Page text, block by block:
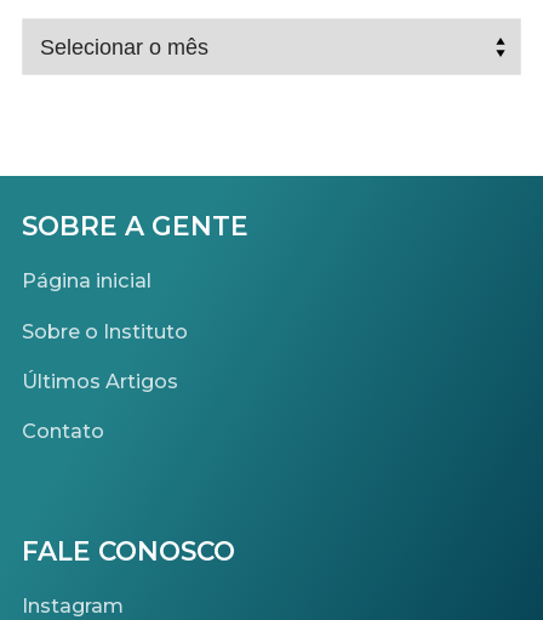
ARQUIVO
OS
SOBRE A GENTE
Página inicial
Sobre o Instituto
Últimos Artigos
Contato
FALE CONOSCO
Instagram